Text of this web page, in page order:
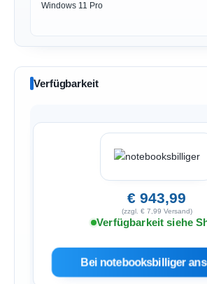
Windows 11 Pro
Verfügbarkeit
€ 943,99
(zzgl. € 7,99 Versand)
Verfügbarkeit siehe
Bei notebooksbilliger